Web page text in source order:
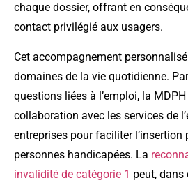
chaque dossier, offrant en
contact privilégié aux usagers.
Cet accompagnement personnalisé
domaines de la vie quotidienne.
questions liées à l’emploi, la
collaboration avec les services de
entreprises pour faciliter l’insertion
personnes handicapées. La
invalidité de catégorie 1 peut, dans